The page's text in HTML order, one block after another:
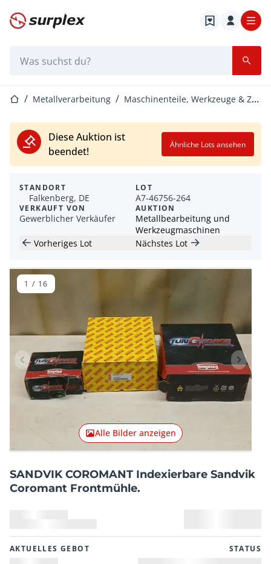
Startseite
StartseiteMetallverarbeitung Maschinenteile, Werkzeuge & Zubehör
Diese Auktion ist
beendet!
Ähnliche Lots ansehen
STANDORT
Falkenberg, DE
VERKAUFT VON
Gewerblicher Verkäufer
LOT
A7-46756-264
AUKTION
Metallbearbeitung und
Werkzeugmaschinen
Vorheriges Lot
Nächstes Lot
Vorheriger Artikel
Alle Bilder anzeigen
1 / 16
SANDVIK COROMANT Indexierbare Sandvik
Coromant Frontmühle.
AKTUELLES GEBOT STATUS